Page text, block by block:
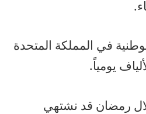
في المملكة المتحدة
رمضان قد نشتهي